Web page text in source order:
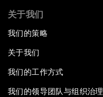
关于我们
我们的策略
关于我们
我们的工作方式
我们的领导团队与组织治理